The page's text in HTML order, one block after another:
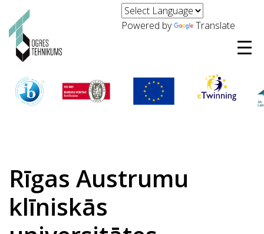
Powered by Translate
Rīgas Austrumu
klīniskās